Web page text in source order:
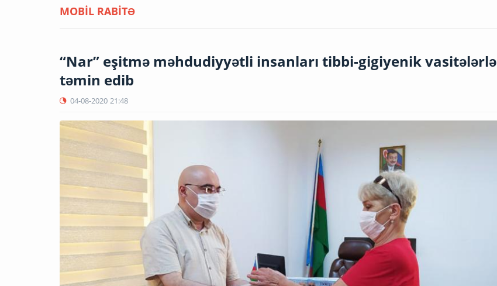
MOBİL RABİTƏ
“Nar” eşitmə məhdudiyyətli insanları tibbi-gigiyenik vasitələrlə
təmin edib
04-08-2020 21:48